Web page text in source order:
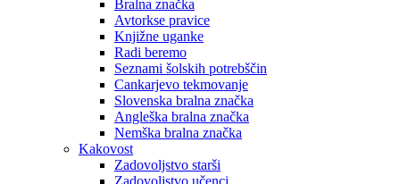
Bralna značka
Avtorkse pravice
Knjižne uganke
Radi beremo
Seznami šolskih potrebščin
Cankarjevo tekmovanje
Slovenska bralna značka
Angleška bralna značka
Nemška bralna značka
Kakovost
Zadovoljstvo starši
Zadovoljstvo učenci